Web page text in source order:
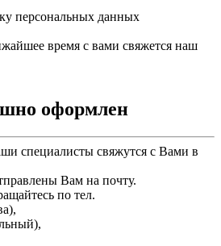
персональных данных
время с вами свяжется наш
оформлен
специалисты свяжутся с Вами в
Вам на почту.
по тел.